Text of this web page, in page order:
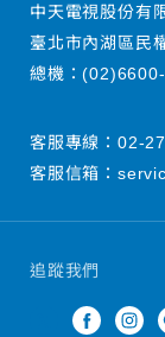
追蹤我們
中天電視股份有
臺北市內湖區民
總機：
客服專線： 02-
客服信箱：